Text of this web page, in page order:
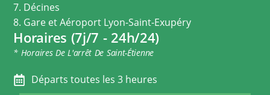
7. Décines
8. Gare et Aéroport Lyon-Saint-Exupéry
Horaires (7j/7 - 24h/24)
* Horaires De L'arrêt De Saint-Étienne
Départs toutes les 3 heures